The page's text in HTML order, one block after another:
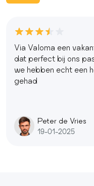
Via Valoma een
dat perfect bij ons
we hebben echt een
gehad
Peter de Vries
19-01-2025